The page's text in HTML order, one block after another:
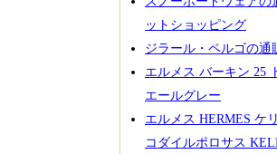
ットショッピング
ジラール・ペルゴの通
エルメス バーキン 25
エールグレー
エルメス HERMES ケ
コダイルポロサス